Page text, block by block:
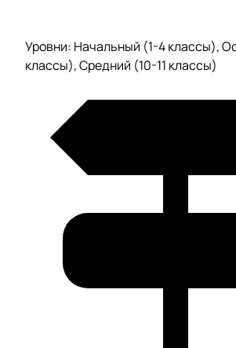
Уровни: Начальный (1-4 классы),
классы), Средний (10-11 классы)